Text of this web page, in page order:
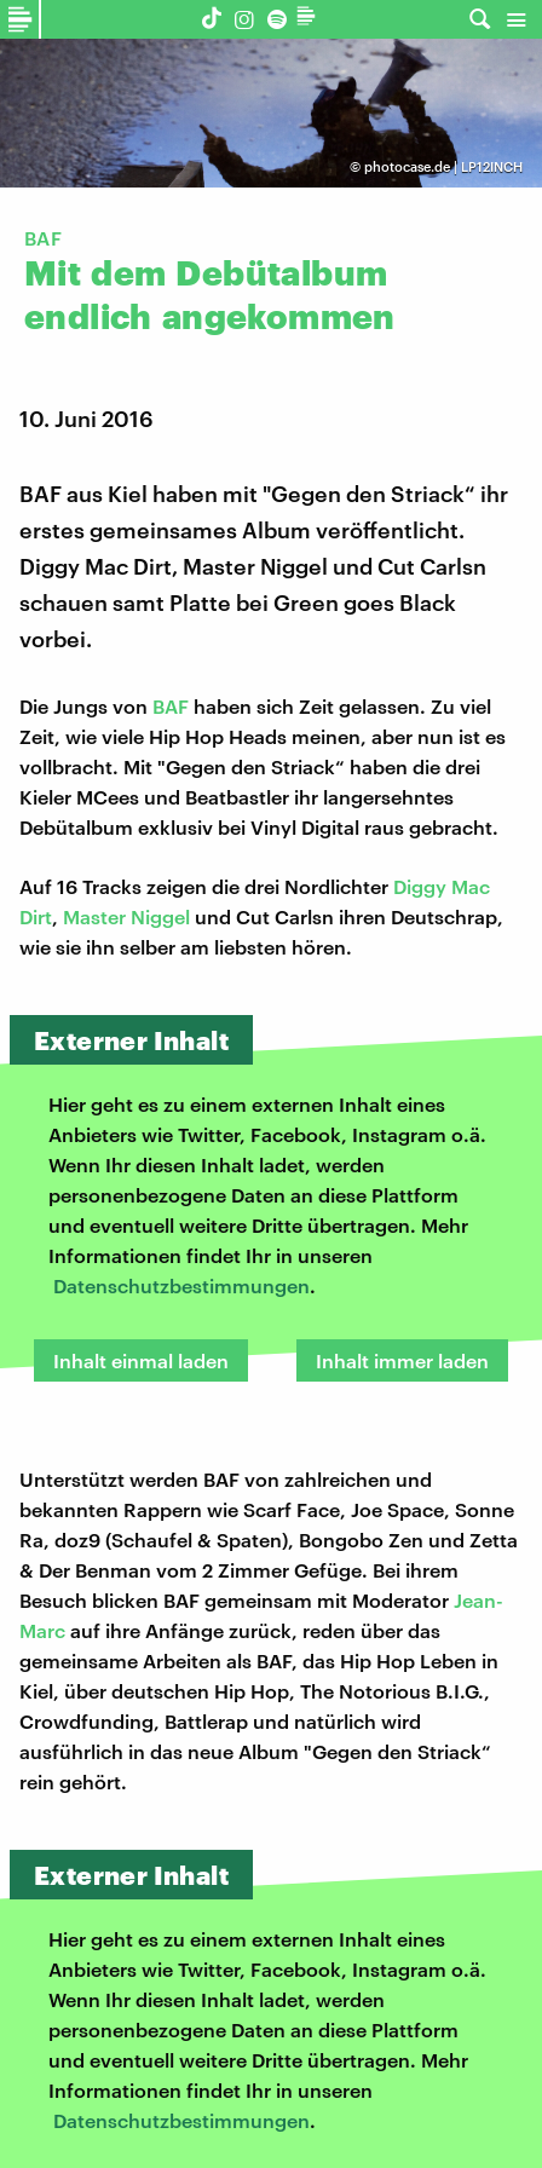
© photocase.de | LP12INCH
BAF
Mit dem Debütalbum
endlich angekommen
10. Juni 2016
BAF aus Kiel haben mit "Gegen den Striack“ ihr
erstes gemeinsames Album veröffentlicht.
Diggy Mac Dirt, Master Niggel und Cut Carlsn
schauen samt Platte bei Green goes Black
vorbei.
Die Jungs von BAF haben sich Zeit gelassen. Zu viel
Zeit, wie viele Hip Hop Heads meinen, aber nun ist es
vollbracht. Mit "Gegen den Striack“ haben die drei
Kieler MCees und Beatbastler ihr langersehntes
Debütalbum exklusiv bei Vinyl Digital raus gebracht.
Auf 16 Tracks zeigen die drei Nordlichter Diggy Mac
Dirt, Master Niggel und Cut Carlsn ihren Deutschrap,
wie sie ihn selber am liebsten hören.
Externer Inhalt
Hier geht es zu einem externen Inhalt eines
Anbieters wie Twitter, Facebook, Instagram o.ä.
Wenn Ihr diesen Inhalt ladet, werden
personenbezogene Daten an diese Plattform
und eventuell weitere Dritte übertragen. Mehr
Informationen findet Ihr in unseren
Datenschutzbestimmungen.
Inhalt einmal laden Inhalt immer laden
Unterstützt werden BAF von zahlreichen und
bekannten Rappern wie Scarf Face, Joe Space, Sonne
Ra, doz9 (Schaufel & Spaten), Bongobo Zen und Zetta
& Der Benman vom 2 Zimmer Gefüge. Bei ihrem
Besuch blicken BAF gemeinsam mit Moderator Jean-
Marc auf ihre Anfänge zurück, reden über das
gemeinsame Arbeiten als BAF, das Hip Hop Leben in
Kiel, über deutschen Hip Hop, The Notorious B.I.G.,
Crowdfunding, Battlerap und natürlich wird
ausführlich in das neue Album "Gegen den Striack“
rein gehört.
Externer Inhalt
Hier geht es zu einem externen Inhalt eines
Anbieters wie Twitter, Facebook, Instagram o.ä.
Wenn Ihr diesen Inhalt ladet, werden
personenbezogene Daten an diese Plattform
und eventuell weitere Dritte übertragen. Mehr
Informationen findet Ihr in unseren
Datenschutzbestimmungen.